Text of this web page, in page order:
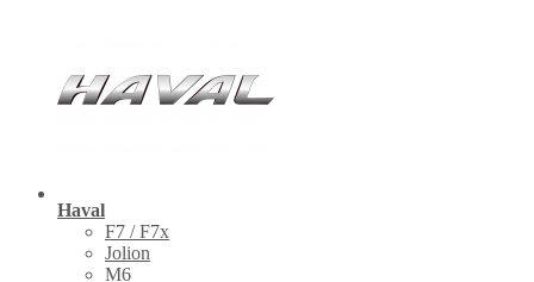
Haval
F7 / F7x
Jolion
M6